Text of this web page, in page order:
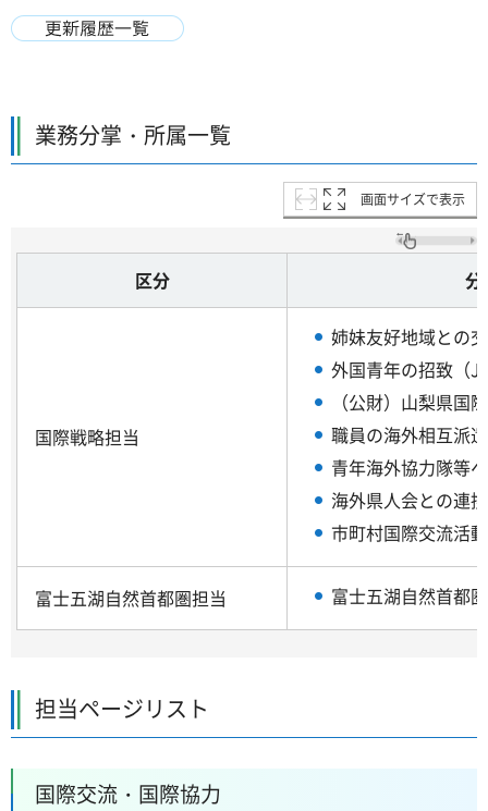
業務分掌・所属一覧
画面サイズで表示
区分 分
国際戦略担当
姉妹友好地域との
外国青年の招致（
（公財）山梨県国
職員の海外相互派遣
青年海外協力隊等
海外県人会との連携
市町村国際交流活
富士五湖自然首都圏担当 富士五湖自然首都
担当ページリスト
国際交流・国際協力